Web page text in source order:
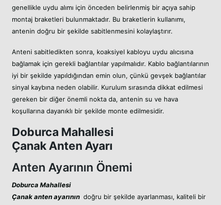
genellikle uydu alımı için önceden belirlenmiş bir açıya sahip
montaj braketleri bulunmaktadır. Bu braketlerin kullanımı,
antenin doğru bir şekilde sabitlenmesini kolaylaştırır.
Anteni sabitledikten sonra, koaksiyel kabloyu uydu alıcısına
bağlamak için gerekli bağlantılar yapılmalıdır. Kablo bağlantılarının
iyi bir şekilde yapıldığından emin olun, çünkü gevşek bağlantılar
sinyal kaybına neden olabilir. Kurulum sırasında dikkat edilmesi
gereken bir diğer önemli nokta da, antenin su ve hava
koşullarına dayanıklı bir şekilde monte edilmesidir.
Doburca Mahallesi
Çanak Anten Ayarı
Anten Ayarının Önemi
Doburca Mahallesi
Çanak anten ayarının doğru bir şekilde ayarlanması, kaliteli bir